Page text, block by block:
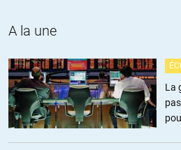
Passionnante Annie Lacroix-Riz qui
XXe : à part le Général, on n’a pas eu
les anglo-saxons. Bon, il était aussi
Franco… nul n’est parfait 😉
Il y a aussi Johann Chapoutot et son «
A la une
La